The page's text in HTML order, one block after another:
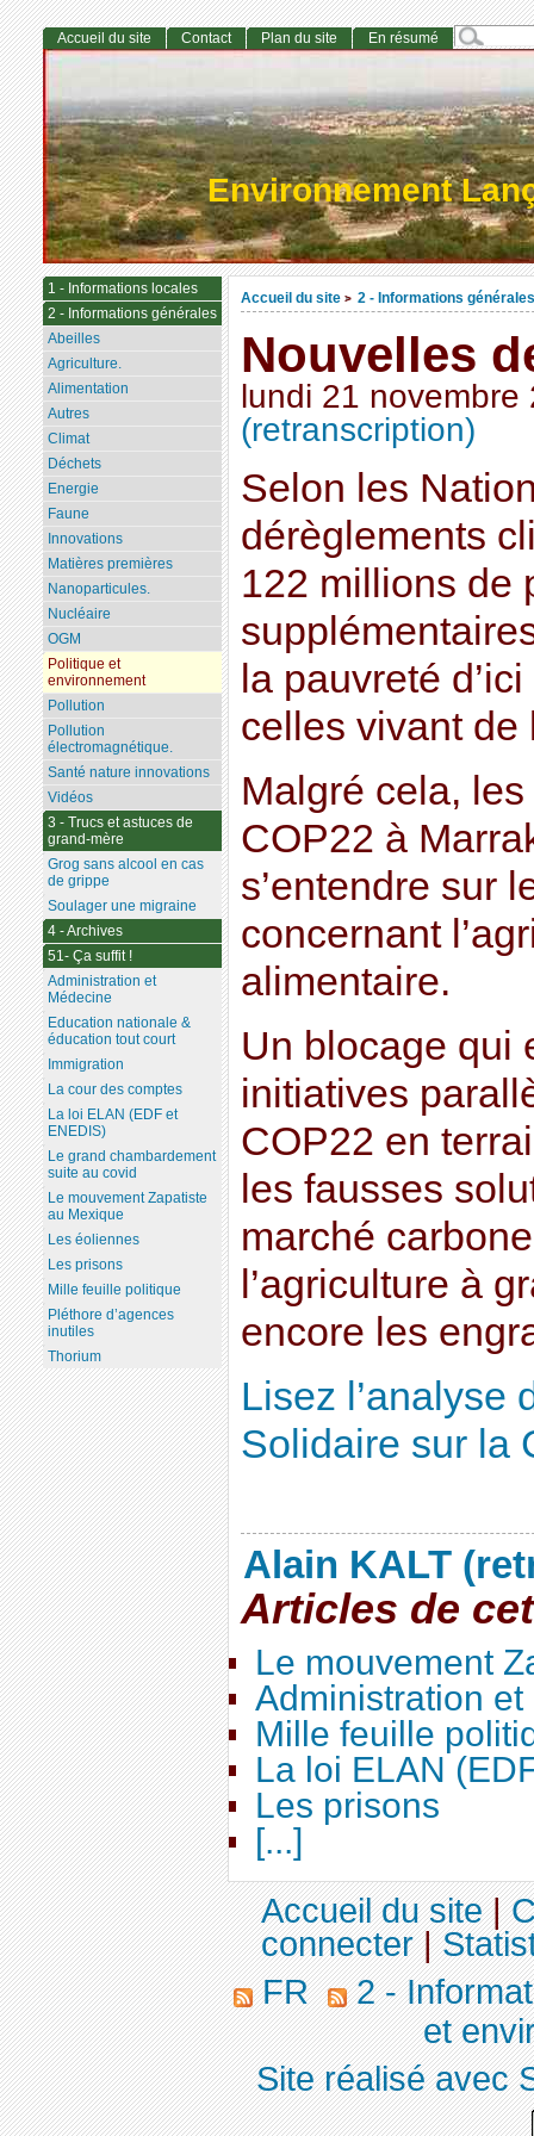
Environnement
Accueil du site > 2 - Informations générales
Nouvelles
lundi 21 novembre
(retranscription)
Selon les
dérèglements
122 millions de
la pauvreté
celles vivant de
Malgré cela,
COP22 à
s’entendre sur
concernant
alimentaire.
Un blocage qui
initiatives
COP22 en
les fausses
marché
l’agriculture à
encore les
Lisez l’analyse
Solidaire sur la
Alain KALT
Articles de
Le mouvement
Administration
Mille feuille
La loi ELAN
Les prisons
[...]
Accueil du site Contact Plan du site En résumé
1 - Informations locales
2 - Informations générales
Abeilles
Agriculture.
Alimentation
Autres
Climat
Déchets
Energie
Faune
Innovations
Matières premières
Nanoparticules.
Nucléaire
OGM
Politique et
environnement
Pollution
Pollution
électromagnétique.
Santé nature innovations
Vidéos
3 - Trucs et astuces de
grand-mère
Grog sans alcool en cas
de grippe
Soulager une migraine
4 - Archives
51- Ça suffit !
Administration et
Médecine
Education nationale &
éducation tout court
Immigration
La cour des comptes
La loi ELAN (EDF et
ENEDIS)
Le grand chambardement
suite au covid
Le mouvement Zapatiste
au Mexique
Les éoliennes
Les prisons
Mille feuille politique
Pléthore d’agences
inutiles
Thorium
Accueil du site|
connecter|
FR
2 -
et
Site réalisé avec